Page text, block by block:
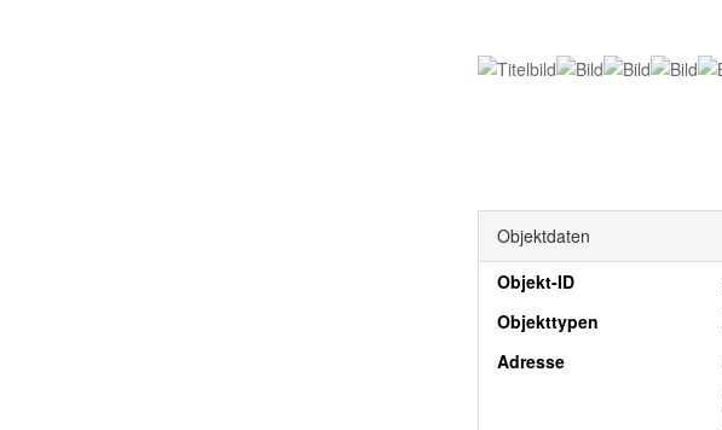
Objektdaten
Objekt-ID
Objekttypen
Adresse